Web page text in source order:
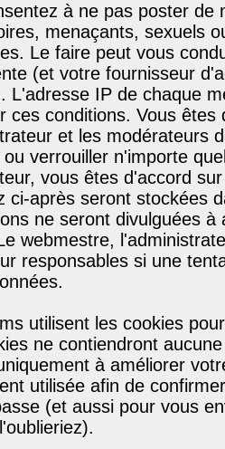
à ne pas poster de
menaçants, sexuels
Le faire peut vous
(et votre fournisseur
L'adresse IP de chaque
ces conditions. Vous
et les modérateurs
ou verrouiller n'importe
vous êtes d'accord
ci-après seront stockées
ne seront divulguées
webmestre,
responsables si une
utilisent les cookies
ne contiendront
à améliorer
utilisée afin de
(et aussi pour vous